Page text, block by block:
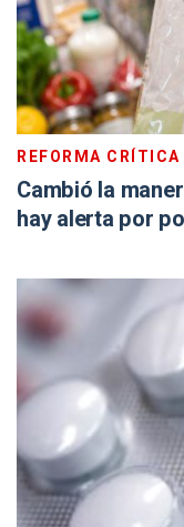
REFORMA CRÍTICA
Cambió la
hay alerta por